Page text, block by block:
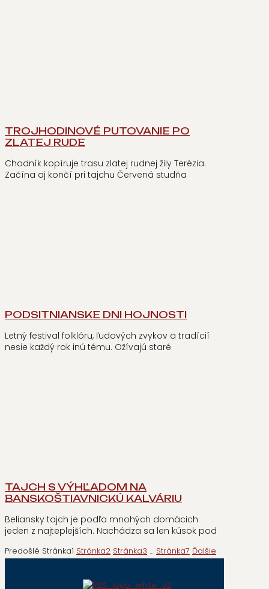
TROJHODINOVÉ PUTOVANIE PO
ZLATEJ RUDE
Chodník kopíruje trasu zlatej rudnej žily Terézia.
Začína aj končí pri tajchu Červená studňa
PODSITNIANSKE DNI HOJNOSTI
Letný festival folklóru, ľudových zvykov a tradícií
nesie každý rok inú tému. Ožívajú staré
TAJCH S VÝHĽADOM NA
BANSKOŠTIAVNICKÚ KALVÁRIU
Beliansky tajch je podľa mnohých domácich
jeden z najteplejších. Nachádza sa len kúsok pod
Predošlé Stránka1 Stránka2 Stránka3 … Stránka7 Ďalšie